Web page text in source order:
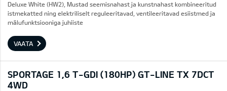
Deluxe White (HW2), Mustad seemisnahast ja kunstnahast kombineeritud
istmekatted ning elektriliselt reguleeritavad, ventileeritavad esiistmed ja
mälufunktsiooniga juhiiste
VAATA
SPORTAGE 1,6 T-GDI (180HP) GT-LINE TX 7DCT
4WD